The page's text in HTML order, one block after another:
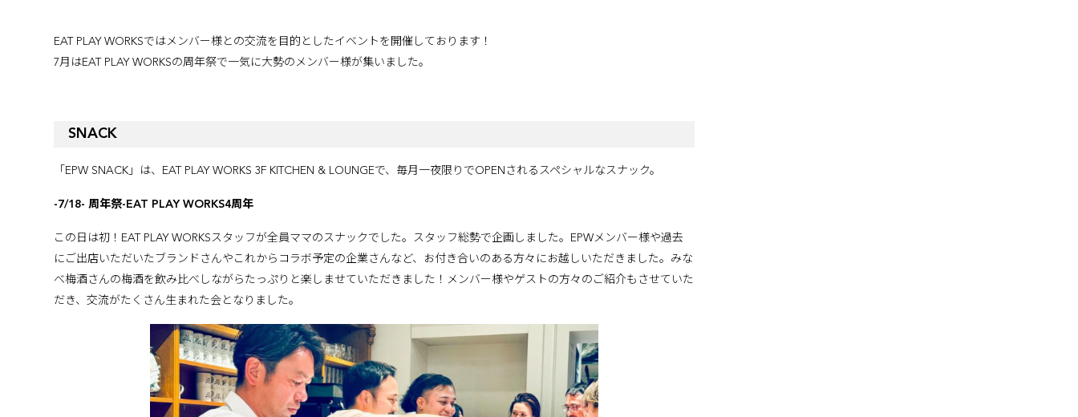
EAT PLAY WORKSではメンバー様との交流を目的としたイベントを開催しております！
7月はEAT PLAY WORKSの周年祭で一気に大勢のメンバー様が集いました。
SNACK
「EPW SNACK」は、EAT PLAY WORKS 3F KITCHEN & LOUNGEで、毎月一夜限りでOPENされるスペシャルなスナック。
-7/18- 周年祭-EAT PLAY WORKS4周年
この日は初！EAT PLAY WORKSスタッフが全員ママのスナックでした。スタッフ総勢で企画しました。EPWメンバー様や過去
にご出店いただいたブランドさんやこれからコラボ予定の企業さんなど、お付き合いのある方々にお越しいただきました。みな
べ梅酒さんの梅酒を飲み比べしながらたっぷりと楽しませていただきました！メンバー様やゲストの方々のご紹介もさせていた
だき、交流がたくさん生まれた会となりました。